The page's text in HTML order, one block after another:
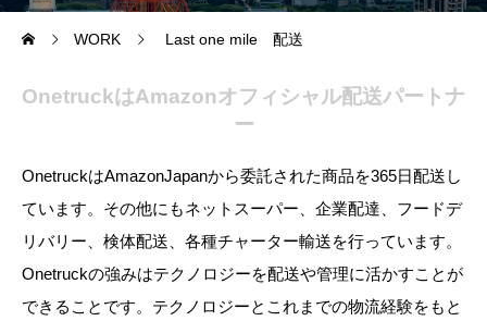
WORK Last one mile 配送
OnetruckはAmazonオフィシャル配送パートナ
ー
OnetruckはAmazonJapanから委託された商品を365日配送し
ています。その他にもネットスーパー、企業配達、フードデ
リバリー、検体配送、各種チャーター輸送を行っています。
Onetruckの強みはテクノロジーを配送や管理に活かすことが
できることです。テクノロジーとこれまでの物流経験をもと